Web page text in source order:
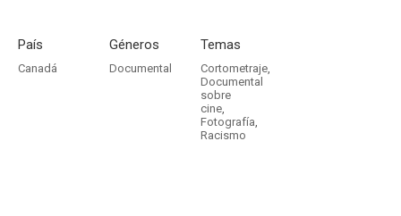
País
Canadá
Géneros
Documental
Temas
Cortometraje,
Documental
sobre
cine,
Fotografía,
Racismo